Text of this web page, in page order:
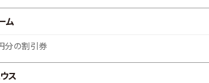
ム
分の割引券
ス